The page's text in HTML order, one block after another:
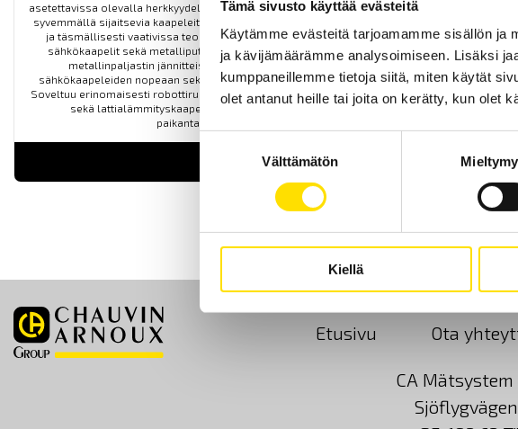
Tämä sivusto käyttää evästeitä
Käytämme evästeitä tarjoamamme sisällön ja
ja kävijämäärämme analysoimiseen. Lisäksi
kumppaneillemme tietoja siitä, miten käytät
olet antanut heille tai joita on kerätty, kun olet
Suostumuksen
Välttämätön
Kiellä
asetettavissa olevalla herkkyydellä sekä kyky havaita myös hieman
syvemmällä sijaitsevia kaapeleita. Paikannuslaite löytää nopeasti
ja täsmällisesti vaativissa teollisuusolosuhteissa sijaitsevat
sähkökaapelit sekä metalliputket. Kaapelinpaikannuslaite ja
metallinpaljastin jännitteisten sekä jännitteettömien
sähkökaapeleiden nopeaan sekä täsmälliseen paikantamiseen.
Soveltuu erinomaisesti robottiruohonleikkureiden rajakaapeleiden
sekä lattialämmityskaapeleissa sijaitsevien vikojen
paikantamiseen.
LUE LISÄÄ
Etusivu Ota
CA Mätsystem